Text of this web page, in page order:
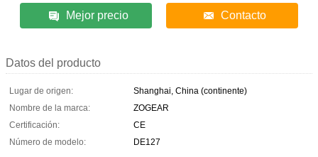
Mejor precio Contacto
Datos del producto
Lugar de origen:
Shanghai, China (continente)
Nombre de la marca:
ZOGEAR
Certificación:
CE
Número de modelo:
DE127